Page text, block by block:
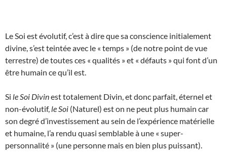
Le Soi est évolutif, c’est à dire que sa conscience initialement
divine, s’est teintée avec le « temps » (de notre point de vue
terrestre) de toutes ces « qualités » et « défauts » qui font d’un
être humain ce qu’il est.
Si le Soi Divinest totalement Divin, et donc parfait, éternel et
non-évolutif, le Soi (Naturel) est on ne peut plus humain car
son degré d’investissement au sein de l’expérience matérielle
et humaine, l’a rendu quasi semblable à une « super-
personnalité » (une personne mais en bien plus puissant).